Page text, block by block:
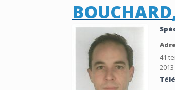
41